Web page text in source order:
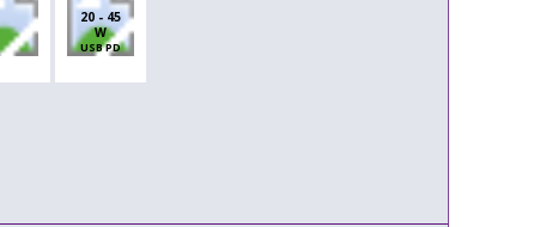
20 - 45
W
USB PD